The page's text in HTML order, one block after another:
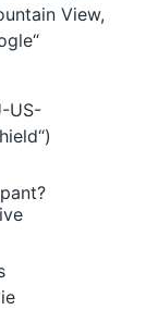
View,
US-